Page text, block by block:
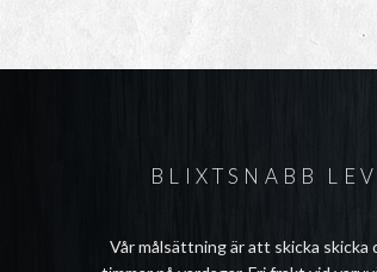
BLIXTSNABB
Vår målsättning är att skicka